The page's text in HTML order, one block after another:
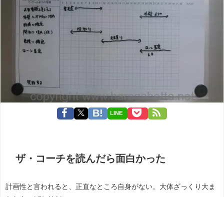
LINE
ザ・コーチを読んだら面白かった
計画性と言われると、正直なところ自身がない。大体ざっくり大ま